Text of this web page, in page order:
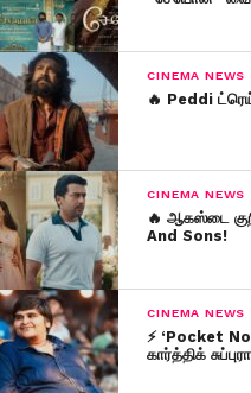
CINEMA NEWS
🔥 Peddi
CINEMA NEWS
🔥 ஆகஸ்டை
And Sons!
CINEMA NEWS
⚡ ‘Pocket
கார்த்திக்